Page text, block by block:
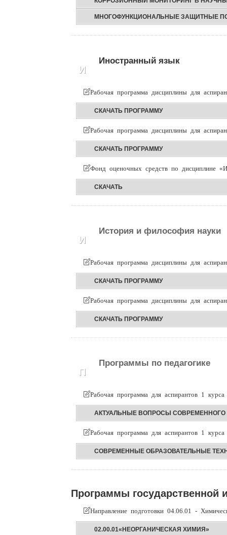
МНОГОФУНКЦИОНАЛЬНЫЕ ЗАЩИТНЫЕ
И
Иностранный язык
Рабочая программа дисциплины для
СКАЧАТЬ ПРОГРАММУ
Рабочая программа дисциплины для
СКАЧАТЬ ПРОГРАММУ
Фонд оценочных средств по дисциплине
СКАЧАТЬ
И
История и философия науки
Рабочая программа дисциплины для
CКАЧАТЬ ПРОГРАММУ
Рабочая программа дисциплины для
СКАЧАТЬ ПРОГРАММУ
П
Программы по педагогике
Рабочая программа для аспирантов 1 курса
АКТУАЛЬНЫЕ ВОПРОСЫ
Рабочая программа для аспирантов 1 курса
СОВРЕМЕННЫЕ ОБРАЗОВАТЕЛЬНЫЕ
Программы государственной
Направление подготовки 04.06.01 -
02.00.01«НЕОРГАНИЧЕСКАЯ ХИМИЯ»